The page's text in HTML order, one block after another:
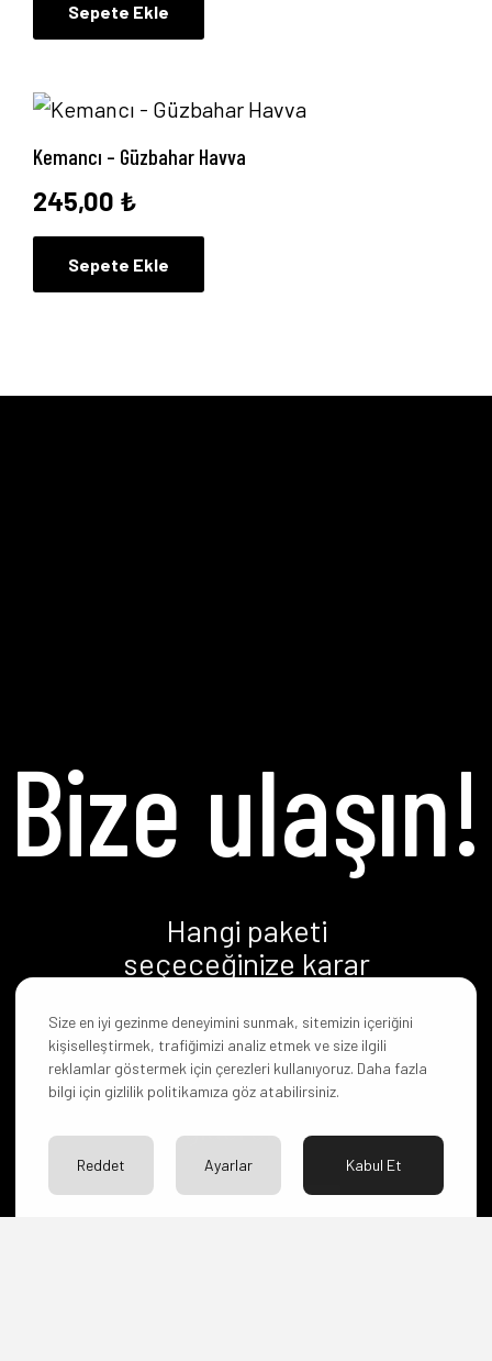
Sepete Ekle
Kemancı – Güzbahar Havva
245,00 ₺
Sepete Ekle
Bize ulaşın!
Hangi paketi
seçeceğinize karar
başka sorularınız mı
var?
Bize ulaşın merakınızı
giderelim.
Size en iyi gezinme deneyimini sunmak, sitemizin içeriğini
kişiselleştirmek, trafiğimizi analiz etmek ve size ilgili
reklamlar göstermek için çerezleri kullanıyoruz. Daha fazla
bilgi için gizlilik politikamıza göz atabilirsiniz.
Kabul Et
Ayarlar
Reddet